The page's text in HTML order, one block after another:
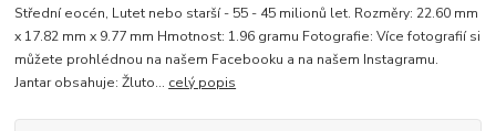
Střední eocén, Lutet nebo starší - 55 - 45 milionů let. Rozměry: 22.60 mm
x 17.82 mm x 9.77 mm Hmotnost: 1.96 gramu Fotografie: Více fotografií si
můžete prohlédnou na našem Facebooku a na našem Instagramu.
Jantar obsahuje: Žluto... celý popis